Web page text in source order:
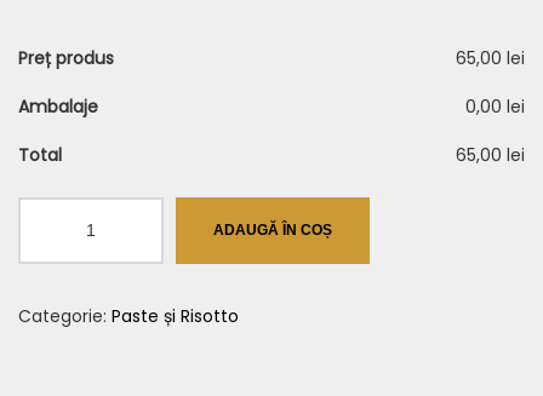
Preț produs
65,00 lei
Ambalaje
0,00 lei
Total
65,00 lei
Ton
ADAUGĂ ÎN COȘ
Categorie: Paste și Risotto